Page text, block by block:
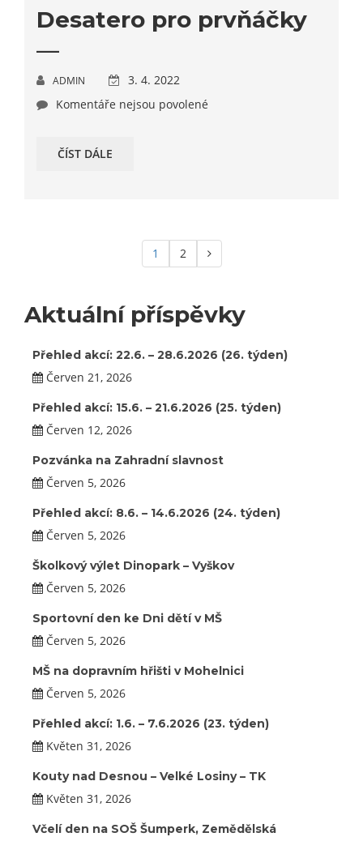
Desatero pro prvňáčky
__
ADMIN
3. 4. 2022
Komentáře nejsou povolené
ČÍST DÁLE
1 2
Aktuální příspěvky
Přehled akcí: 22.6. – 28.6.2026 (26. týden)
Červen 21, 2026
Přehled akcí: 15.6. – 21.6.2026 (25. týden)
Červen 12, 2026
Pozvánka na Zahradní slavnost
Červen 5, 2026
Přehled akcí: 8.6. – 14.6.2026 (24. týden)
Červen 5, 2026
Školkový výlet Dinopark – Vyškov
Červen 5, 2026
Sportovní den ke Dni dětí v MŠ
Červen 5, 2026
MŠ na dopravním hřišti v Mohelnici
Červen 5, 2026
Přehled akcí: 1.6. – 7.6.2026 (23. týden)
Květen 31, 2026
Kouty nad Desnou – Velké Losiny – TK
Květen 31, 2026
Včelí den na SOŠ Šumperk, Zemědělská